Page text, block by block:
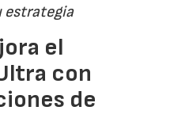
estrategia
el
con
de